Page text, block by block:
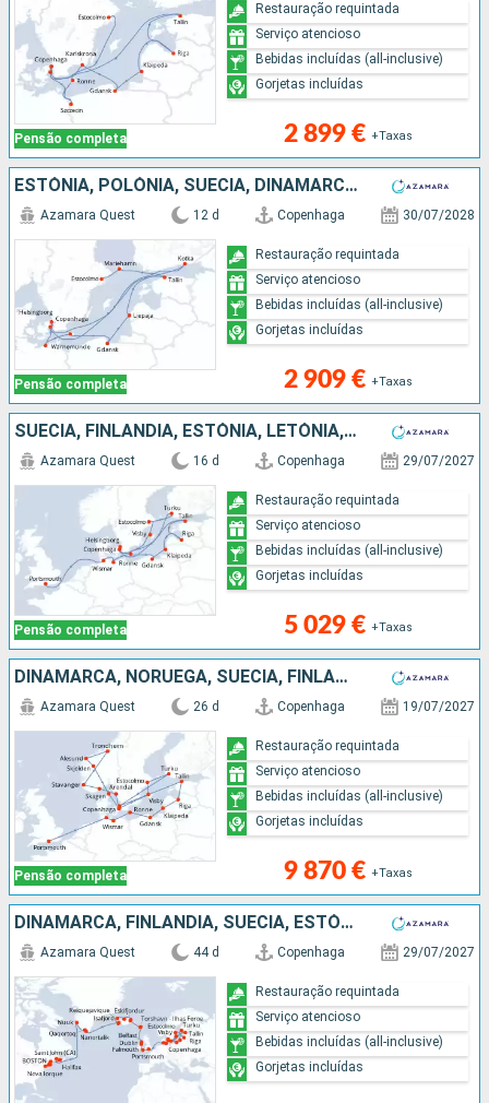
Pensão completa 2 899 € +Taxas
Restauração requintada
Serviço atencioso
Bebidas incluídas (all-inclusive)
Gorjetas incluídas
ESTÓNIA, POLÓNIA, SUÉCIA, DINAMARCA, FINLÂNDIA, ALEMANHA, LETÓNIA
Pensão completa
Azamara Quest 12 d Copenhaga 30/07/2028
2 909 € +Taxas
Restauração requintada
Serviço atencioso
Bebidas incluídas (all-inclusive)
Gorjetas incluídas
SUÉCIA, FINLÂNDIA, ESTÓNIA, LETÓNIA, POLÓNIA, DINAMARCA, ALEMANHA, REINO UNIDO
Pensão completa
Azamara Quest 16 d Copenhaga 29/07/2027
5 029 € +Taxas
Restauração requintada
Serviço atencioso
Bebidas incluídas (all-inclusive)
Gorjetas incluídas
DINAMARCA, NORUEGA, SUÉCIA, FINLÂNDIA, ESTÓNIA, LETÓNIA, POLÓNIA, ALEMANHA, REINO UNIDO
Pensão completa
Azamara Quest 26 d Copenhaga 19/07/2027
9 870 € +Taxas
Restauração requintada
Serviço atencioso
Bebidas incluídas (all-inclusive)
Gorjetas incluídas
DINAMARCA, FINLÂNDIA, SUÉCIA, ESTÓNIA, LETÓNIA, POLÓNIA, ALEMANHA, REINO UNIDO, IRLANDA, FAROE (ILHAS), ISLÂNDIA, GROENLANDIA, CANADÁ, ESTADOS UNIDOS
Azamara Quest 44 d Copenhaga 29/07/2027
Restauração requintada
Serviço atencioso
Bebidas incluídas (all-inclusive)
Gorjetas incluídas